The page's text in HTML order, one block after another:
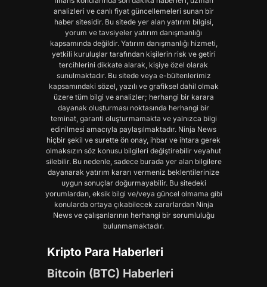
analizleri ve canlı fiyat güncellemeleri sunan bir
haber sitesidir. Bu sitede yer alan yatırım bilgisi,
yorum ve tavsiyeler yatırım danışmanlığı
kapsamında değildir. Yatırım danışmanlığı hizmeti,
yetkili kuruluşlar tarafından kişilerin risk ve getiri
tercihlerini dikkate alarak, kişiye özel olarak
sunulmaktadır. Bu sitede veya e-bültenlerimiz
kapsamındaki sözel, yazılı ve grafiksel dahil olmak
üzere tüm bilgi ve analizler; herhangi bir karara
dayanak oluşturması noktasında herhangi bir
teminat, garanti oluşturmamakta ve yalnızca bilgi
edinilmesi amacıyla paylaşılmaktadır. Ninja News
hiçbir şekil ve surette ön onay, ihbar ve ihtara gerek
olmaksızın söz konusu bilgileri değiştirebilir veyahut
silebilir. Bu nedenle, sadece burada yer alan bilgilere
dayanarak yatırım kararı vermeniz beklentilerinize
uygun sonuçlar doğurmayabilir. Bu sitedeki
yorumlardan, eksik bilgi ve/veya güncel olmama gibi
konularda ortaya çıkabilecek zararlardan Ninja
News ve çalışanlarının herhangi bir sorumluluğu
bulunmamaktadır.
Kripto Para Haberleri
Bitcoin (BTC) Haberleri